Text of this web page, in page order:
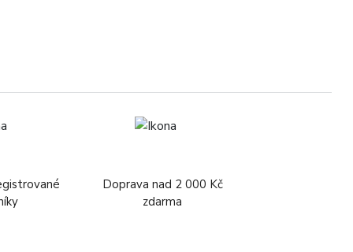
Doprava nad 2 000 Kč
zdarma